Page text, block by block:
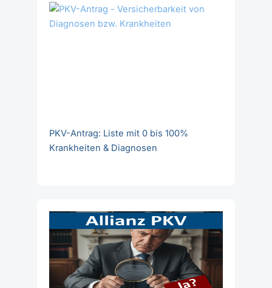
PKV-Antrag: Liste mit 0 bis 100%
Krankheiten & Diagnosen